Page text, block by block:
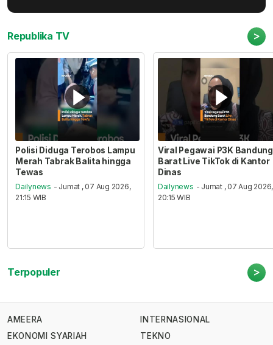
Republika TV >
Polisi Diduga Terobos Lampu
Merah Tabrak Balita hingga
Tewas
Dailynews - Jumat , 07 Aug 2026,
21:15 WIB
Viral Pegawai P3K Bandung
Barat Live TikTok di Kantor
Dinas
Dailynews - Jumat , 07 Aug 2026,
20:15 WIB
Terpopuler >
AMEERA
EKONOMI SYARIAH
INTERNASIONAL
TEKNO